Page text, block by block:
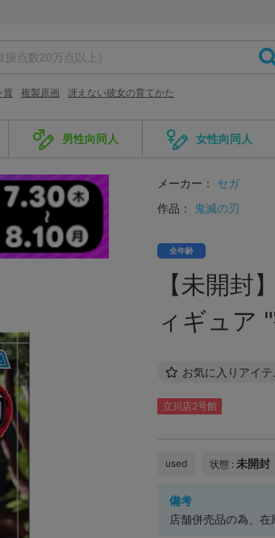
賞 複製原画 冴えない彼女の育てかた
男性向同人 女性向同人
メーカー：
セガ
作品：
鬼滅の刃
全年齢
【未開封
ィギュア
お気に入りアイ
立川店2号館
used 状態 : 未開封
備考
店舗併売品の為、在